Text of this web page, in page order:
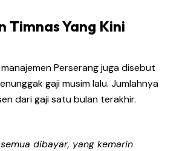
Timnas Yang Kini
Perserang juga disebut
gaji musim lalu. Jumlahnya
dari gaji satu bulan terakhir.
dibayar, yang kemarin